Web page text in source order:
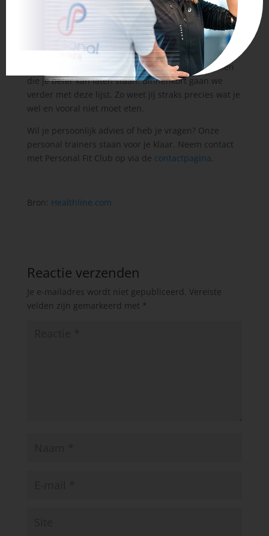
koken, stoven, blancheren en stomen om uw
gezondheid te verbeteren.
Dit was deel 1 van onze lijst met Voedingsmiddelen
die je beter kan laten staan. Binnenkort gaan we
verder met deze lijst. Zo weet jij straks precies wat je
wel en vooral niet moet eten.
Wil je persoonlijk advies of heb je vragen? Onze
personal trainers staan voor je klaar. Neem contact
met Personal Fit Club op via de contactpagina
Bron: Healthline.com
Reactie verzenden
Je e-mailadres wordt niet gepubliceerd. Vereiste
velden zijn gemarkeerd met *